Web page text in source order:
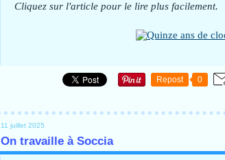
Cliquez sur l'article pour le lire plus facilement.
Repost 0
11 juillet 2025
On travaille à Soccia